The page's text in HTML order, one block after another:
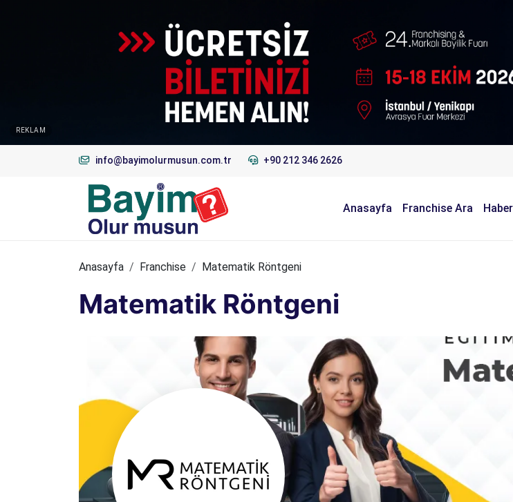
REKLAM
info@bayimolurmusun.com.tr +90 212 346 2626
Anasayfa Franchise Ara
Anasayfa Franchise Matematik Röntgeni
Matematik Röntgeni